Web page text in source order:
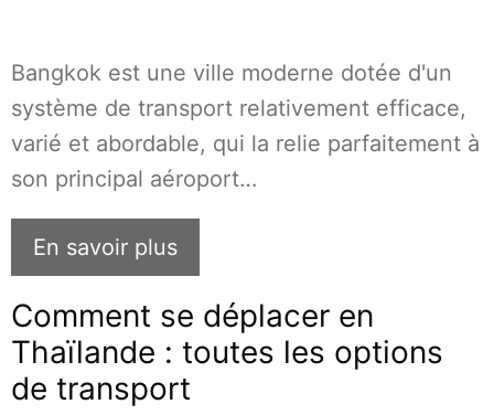
Bangkok est une ville moderne dotée d'un
système de transport relativement efficace,
varié et abordable, qui la relie parfaitement à
son principal aéroport…
En savoir plus
Comment se déplacer en
Thaïlande : toutes les options
de transport